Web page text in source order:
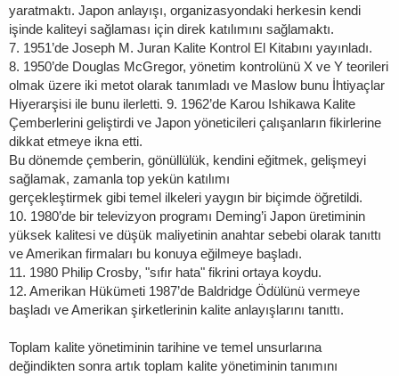
yaratmaktı. Japon anlayışı, organizasyondaki herkesin kendi
işinde kaliteyi sağlaması için direk katılımını sağlamaktı.
7. 1951’de Joseph M. Juran Kalite Kontrol El Kitabını yayınladı.
8. 1950’de Douglas McGregor, yönetim kontrolünü X ve Y teorileri
olmak üzere iki metot olarak tanımladı ve Maslow bunu İhtiyaçlar
Hiyerarşisi ile bunu ilerletti. 9. 1962’de Karou Ishikawa Kalite
Çemberlerini geliştirdi ve Japon yöneticileri çalışanların fikirlerine
dikkat etmeye ikna etti.
Bu dönemde çemberin, gönüllülük, kendini eğitmek, gelişmeyi
sağlamak, zamanla top yekün katılımı
gerçekleştirmek gibi temel ilkeleri yaygın bir biçimde öğretildi.
10. 1980’de bir televizyon programı Deming’i Japon üretiminin
yüksek kalitesi ve düşük maliyetinin anahtar sebebi olarak tanıttı
ve Amerikan firmaları bu konuya eğilmeye başladı.
11. 1980 Philip Crosby, "sıfır hata" fikrini ortaya koydu.
12. Amerikan Hükümeti 1987’de Baldridge Ödülünü vermeye
başladı ve Amerikan şirketlerinin kalite anlayışlarını tanıttı.
Toplam kalite yönetiminin tarihine ve temel unsurlarına
değindikten sonra artık toplam kalite yönetiminin tanımını